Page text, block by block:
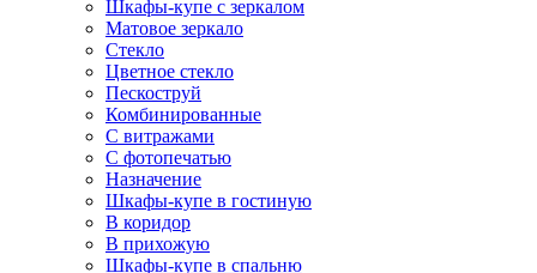
Шкафы-купе с зеркалом
Матовое зеркало
Стекло
Цветное стекло
Пескоструй
Комбинированные
С витражами
С фотопечатью
Назначение
Шкафы-купе в гостиную
В коридор
В прихожую
Шкафы-купе в спальню